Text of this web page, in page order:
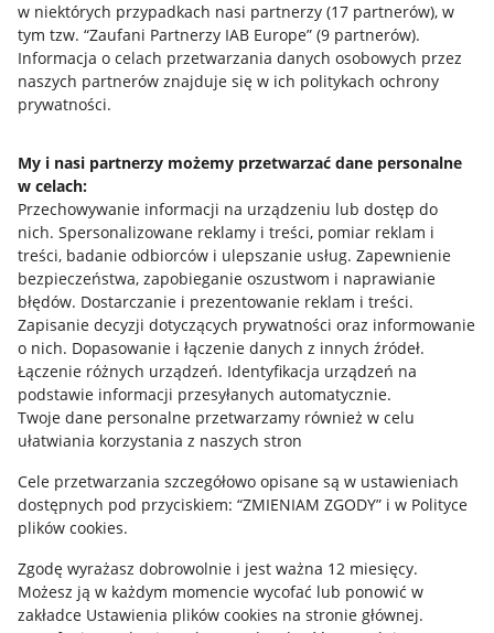
w niektórych przypadkach nasi partnerzy (17 partnerów), w
tym tzw. “Zaufani Partnerzy IAB Europe” (9 partnerów).
Informacja o celach przetwarzania danych osobowych przez
naszych partnerów znajduje się w ich politykach ochrony
prywatności.
My i nasi partnerzy możemy przetwarzać dane personalne
w celach:
Przechowywanie informacji na urządzeniu lub dostęp do
nich. Spersonalizowane reklamy i treści, pomiar reklam i
treści, badanie odbiorców i ulepszanie usług. Zapewnienie
bezpieczeństwa, zapobieganie oszustwom i naprawianie
błędów. Dostarczanie i prezentowanie reklam i treści.
Zapisanie decyzji dotyczących prywatności oraz informowanie
o nich. Dopasowanie i łączenie danych z innych źródeł.
Łączenie różnych urządzeń. Identyfikacja urządzeń na
podstawie informacji przesyłanych automatycznie.
Twoje dane personalne przetwarzamy również w celu
ułatwiania korzystania z naszych stron
Cele przetwarzania szczegółowo opisane są w ustawieniach
dostępnych pod przyciskiem: “ZMIENIAM ZGODY” i w Polityce
plików cookies.
Zgodę wyrażasz dobrowolnie i jest ważna 12 miesięcy.
Możesz ją w każdym momencie wycofać lub ponowić w
zakładce Ustawienia plików cookies na stronie głównej.
Informacje prawne
Regulamin
Polityka plików "cookies"
Ustawienia plików "cookies"
Udostępnianie lokalizacji
Informacje dla Aktu o Usługach Cyfrowych
Pobierz aplikację
Korzystanie z serwisu oznacza akceptację regulaminu